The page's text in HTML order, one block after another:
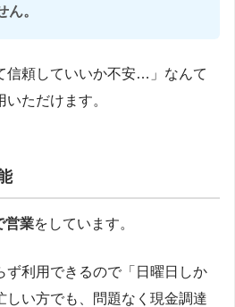
ん。
信頼していいか不安…」なんて
ただけます。
営業をしています。
ず利用できるので「日曜日しか
い方でも、問題なく現金調達